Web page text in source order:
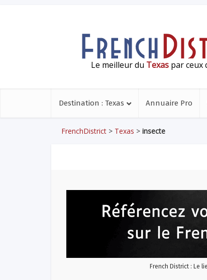
Le meilleur du Texaspar ceux
Destination : Texas Annuaire Pro
FrenchDistrict > Texas > insecte
French District : Le